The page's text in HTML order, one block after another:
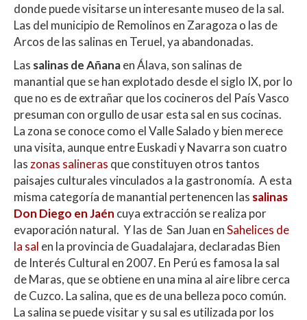
donde puede visitarse un interesante museo de la sal.
Las del municipio de Remolinos en Zaragoza o las de
Arcos de las salinas en Teruel, ya abandonadas.
Las salinas de Añanaen Álava, son salinas de
manantial que se han explotado desde el siglo IX, por lo
que no es de extrañar que los cocineros del País Vasco
presuman con orgullo de usar esta sal en sus cocinas.
La zona se conoce como el Valle Salado y bien merece
una visita, aunque entre Euskadi y Navarra son cuatro
las zonas salineras que constituyen otros tantos
paisajes culturales vinculados a la gastronomía. A esta
misma categoría de manantial pertenencen las salinas
Don Diego en Jaén cuya extracción se realiza por
evaporación natural. Y las de San Juan enSahelices de
la sal en la provincia de Guadalajara, declaradas Bien
de Interés Cultural en 2007. En Perú es famosa la sal
de Maras, que se obtiene en una mina al aire libre cerca
de Cuzco. La salina, que es de una belleza poco común.
La salina se puede visitar y su sal es utilizada por los